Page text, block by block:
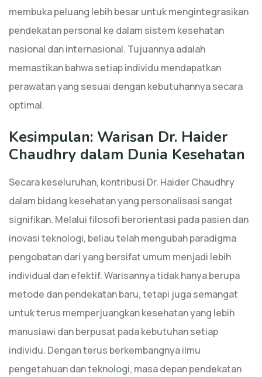
membuka peluang lebih besar untuk mengintegrasikan
pendekatan personal ke dalam sistem kesehatan
nasional dan internasional. Tujuannya adalah
memastikan bahwa setiap individu mendapatkan
perawatan yang sesuai dengan kebutuhannya secara
optimal.
Kesimpulan: Warisan Dr. Haider
Chaudhry dalam Dunia Kesehatan
Secara keseluruhan, kontribusi Dr. Haider Chaudhry
dalam bidang kesehatan yang personalisasi sangat
signifikan. Melalui filosofi berorientasi pada pasien dan
inovasi teknologi, beliau telah mengubah paradigma
pengobatan dari yang bersifat umum menjadi lebih
individual dan efektif. Warisannya tidak hanya berupa
metode dan pendekatan baru, tetapi juga semangat
untuk terus memperjuangkan kesehatan yang lebih
manusiawi dan berpusat pada kebutuhan setiap
individu. Dengan terus berkembangnya ilmu
pengetahuan dan teknologi, masa depan pendekatan